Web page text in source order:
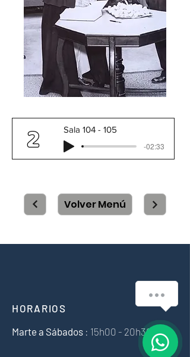
Sala 104 - 105
-02:33
Volver Menú
HORARIOS
Marte a Sábados : 15h00 - 20h30